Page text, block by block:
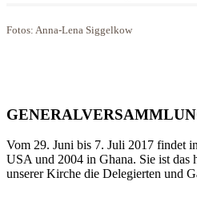
Fotos: Anna-Lena Siggelkow
Vom 29. Juni bis 7. Juli 2017 findet
USA und 2004 in Ghana. Sie ist das
unserer Kirche die Delegierten und